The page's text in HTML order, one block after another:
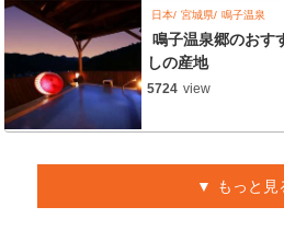
日本 宮城県 鳴子温泉
鳴子温泉郷のおす
しの産地
5724 view
もっと見